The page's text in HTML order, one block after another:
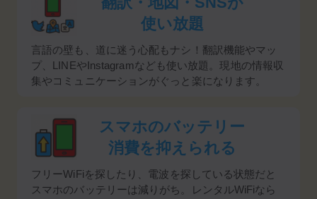
使い放題
言語の壁も、道に迷う心配もナシ！翻訳機能やマッ
プ、LINEやInstagramなども使い放題。現地の情報収
集やコミュニケーションがぐっと楽になります。
スマホのバッテリー
消費を抑えられる
フリーWiFiを探したり、電波を探している状態だと
スマホのバッテリーは減りがち。レンタルWiFiなら